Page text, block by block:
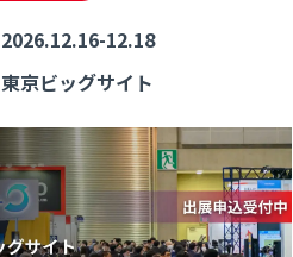
2026.12.16-12.18
東京ビッグサイト